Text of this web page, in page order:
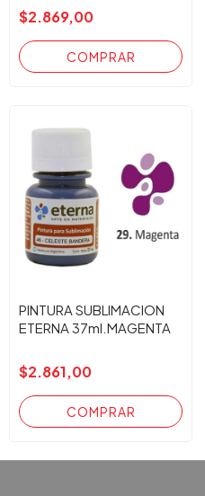
$2.869,00
PINTURA SUBLIMACION
ETERNA 37ml.MAGENTA
$2.861,00